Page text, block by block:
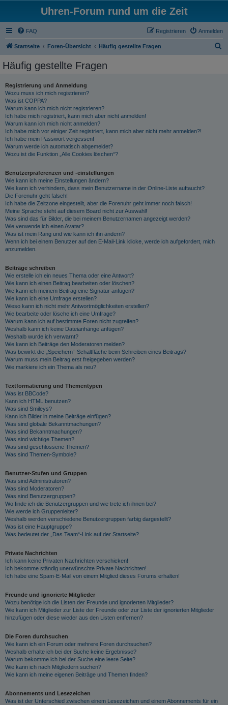
Uhren-Forum rund um die Zeit
FAQ Anmelden
Registrieren
Startseite Foren-Übersicht Häufig gestellte Fragen
Häufig gestellte Fragen
Registrierung und Anmeldung
Wozu muss ich mich registrieren?
Was ist COPPA?
Warum kann ich mich nicht registrieren?
Ich habe mich registriert, kann mich aber nicht anmelden!
Warum kann ich mich nicht anmelden?
Ich habe mich vor einiger Zeit registriert, kann mich aber nicht mehr anmelden?!
Ich habe mein Passwort vergessen!
Warum werde ich automatisch abgemeldet?
Wozu ist die Funktion „Alle Cookies löschen“?
Benutzerpräferenzen und -einstellungen
Wie kann ich meine Einstellungen ändern?
Wie kann ich verhindern, dass mein Benutzername in der Online-Liste auftaucht?
Die Forenuhr geht falsch!
Ich habe die Zeitzone eingestellt, aber die Forenuhr geht immer noch falsch!
Meine Sprache steht auf diesem Board nicht zur Auswahl!
Was sind das für Bilder, die bei meinem Benutzernamen angezeigt werden?
Wie verwende ich einen Avatar?
Was ist mein Rang und wie kann ich ihn ändern?
Wenn ich bei einem Benutzer auf den E-Mail-Link klicke, werde ich aufgefordert, mich
anzumelden.
Beiträge schreiben
Wie erstelle ich ein neues Thema oder eine Antwort?
Wie kann ich einen Beitrag bearbeiten oder löschen?
Wie kann ich meinem Beitrag eine Signatur anfügen?
Wie kann ich eine Umfrage erstellen?
Wieso kann ich nicht mehr Antwortmöglichkeiten erstellen?
Wie bearbeite oder lösche ich eine Umfrage?
Warum kann ich auf bestimmte Foren nicht zugreifen?
Weshalb kann ich keine Dateianhänge anfügen?
Weshalb wurde ich verwarnt?
Wie kann ich Beiträge den Moderatoren melden?
Was bewirkt die „Speichern“-Schaltfläche beim Schreiben eines Beitrags?
Warum muss mein Beitrag erst freigegeben werden?
Wie markiere ich ein Thema als neu?
Textformatierung und Thementypen
Was ist BBCode?
Kann ich HTML benutzen?
Was sind Smileys?
Kann ich Bilder in meine Beiträge einfügen?
Was sind globale Bekanntmachungen?
Was sind Bekanntmachungen?
Was sind wichtige Themen?
Was sind geschlossene Themen?
Was sind Themen-Symbole?
Benutzer-Stufen und Gruppen
Was sind Administratoren?
Was sind Moderatoren?
Was sind Benutzergruppen?
Wo finde ich die Benutzergruppen und wie trete ich ihnen bei?
Wie werde ich Gruppenleiter?
Weshalb werden verschiedene Benutzergruppen farbig dargestellt?
Was ist eine Hauptgruppe?
Was bedeutet der „Das Team“-Link auf der Startseite?
Private Nachrichten
Ich kann keine Privaten Nachrichten verschicken!
Ich bekomme ständig unerwünschte Private Nachrichten!
Ich habe eine Spam-E-Mail von einem Mitglied dieses Forums erhalten!
Freunde und ignorierte Mitglieder
Wozu benötige ich die Listen der Freunde und ignorierten Mitglieder?
Wie kann ich Mitglieder zur Liste der Freunde oder zur Liste der ignorierten Mitglieder
hinzufügen oder diese wieder aus den Listen entfernen?
Die Foren durchsuchen
Wie kann ich ein Forum oder mehrere Foren durchsuchen?
Weshalb erhalte ich bei der Suche keine Ergebnisse?
Warum bekomme ich bei der Suche eine leere Seite?
Wie kann ich nach Mitgliedern suchen?
Wie kann ich meine eigenen Beiträge und Themen finden?
Abonnements und Lesezeichen
Was ist der Unterschied zwischen einem Lesezeichen und einem Abonnements für ein